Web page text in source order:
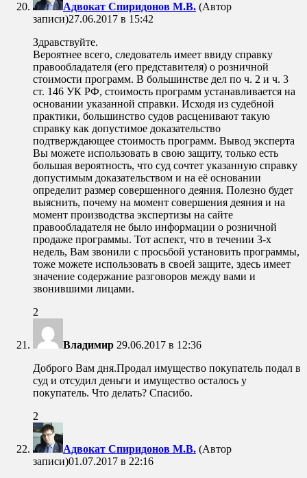
Адвокат Спиридонов М.В. (Автор
записи)27.06.2017 в 15:42
Здравствуйте.
Вероятнее всего, следователь имеет ввиду справку
правообладателя (его представителя) о розничной
стоимости программ. В большинстве дел по ч. 2 и ч. 3
ст. 146 УК РФ, стоимость программ устанавливается на
основании указанной справки. Исходя из судебной
практики, большинство судов расценивают такую
справку как допустимое доказательство
подтверждающее стоимость программ. Вывод эксперта
Вы можете использовать в свою защиту, только есть
большая вероятность, что суд сочтет указанную справку
допустимым доказательством и на её основании
определит размер совершенного деяния. Полезно будет
выяснить, почему на момент совершения деяния и на
момент производства экспертизы на сайте
правообладателя не было информации о розничной
продаже программы. Тот аспект, что в течении 3-х
недель, Вам звонили с просьбой установить программы,
тоже можете использовать в своей защите, здесь имеет
значение содержание разговоров между вами и
звонившими лицами.
2
Владимир 29.06.2017 в 12:36
Доброго Вам дня.Продал имущество покупатель подал в
суд и отсудил деньги и имущество осталось у
покупатель. Что делать? Спасибо.
2
Адвокат Спиридонов М.В. (Автор
записи)01.07.2017 в 22:16